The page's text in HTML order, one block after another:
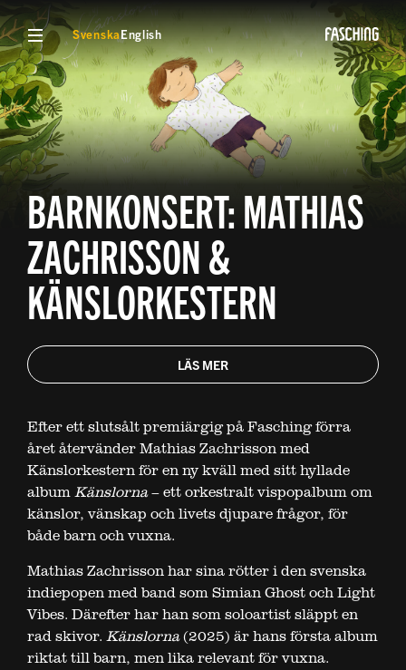
VISA MENY
SvenskaEnglish
BARNKONSERT: MATHIAS
ZACHRISSON &
KÄNSLORKESTERN
LÄS MER
Efter ett slutsålt premiärgig på Fasching förra
året återvänder Mathias Zachrisson med
Känslorkestern för en ny kväll med sitt hyllade
albumKänslorna– ett orkestralt vispopalbum om
känslor, vänskap och livets djupare frågor, för
både barn och vuxna.
Mathias Zachrisson har sina rötter i den svenska
indiepopen med band som Simian Ghost och Light
Vibes. Därefter har han som soloartist släppt en
rad skivor. Känslorna(2025) är hans första album
riktat till barn, men lika relevant för vuxna.